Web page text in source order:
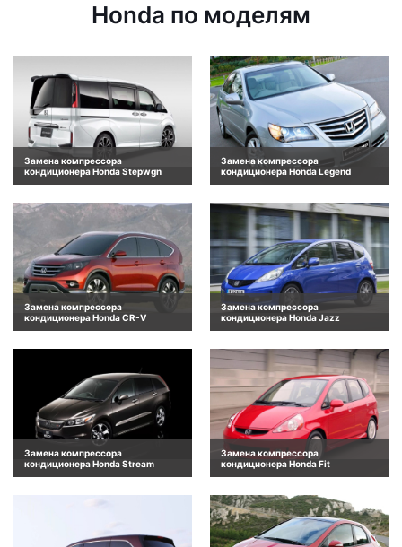
Honda по моделям
Замена компрессора
кондиционера Honda Stepwgn
Замена компрессора
кондиционера Honda Legend
Замена компрессора
кондиционера Honda CR-V
Замена компрессора
кондиционера Honda Jazz
Замена компрессора
кондиционера Honda Stream
Замена компрессора
кондиционера Honda Fit